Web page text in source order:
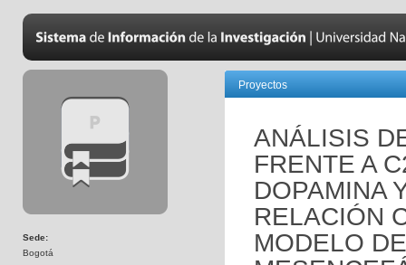
Sede:
Bogotá
Proyectos
ANÁLISIS
FRENTE A
DOPAMINA
RELACIÓN
MODELO